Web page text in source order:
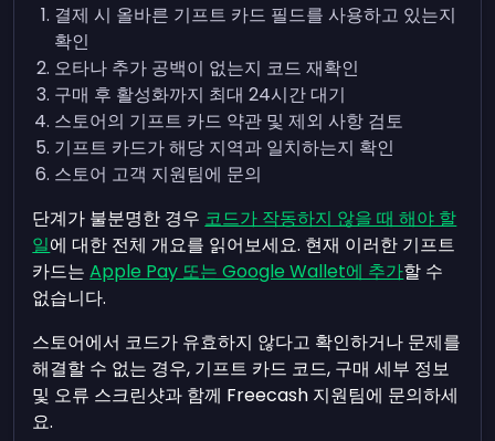
결제 시 올바른 기프트 카드 필드를 사용하고 있는지
확인
오타나 추가 공백이 없는지 코드 재확인
구매 후 활성화까지 최대 24시간 대기
스토어의 기프트 카드 약관 및 제외 사항 검토
기프트 카드가 해당 지역과 일치하는지 확인
스토어 고객 지원팀에 문의
단계가 불분명한 경우 코드가 작동하지 않을 때 해야 할
일에 대한 전체 개요를 읽어보세요. 현재 이러한 기프트
카드는Apple Pay 또는 Google Wallet에 추가할 수
없습니다.
스토어에서 코드가 유효하지 않다고 확인하거나 문제를
해결할 수 없는 경우, 기프트 카드 코드, 구매 세부 정보
및 오류 스크린샷과 함께 Freecash 지원팀에 문의하세
요.